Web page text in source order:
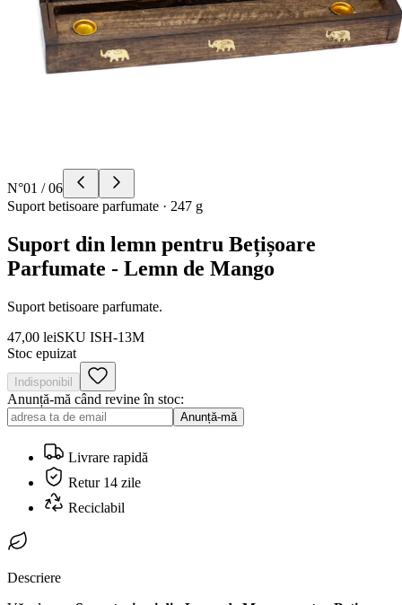
N°01 /06
Suport betisoare parfumate · 247 g
Suport din lemn pentru Bețișoare
Parfumate - Lemn de Mango
Suport betisoare parfumate.
47,00 leiSKU ISH-13M
Stoc epuizat
Indisponibil
Anunță-mă când revine în stoc:
Anunță-mă
Livrare rapidă
Retur 14 zile
Reciclabil
Descriere